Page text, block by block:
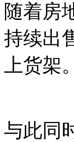
随着房
持续出
上货
与此同